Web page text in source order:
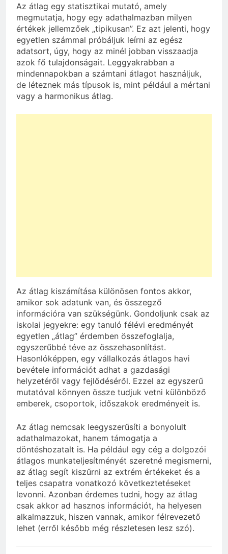
Az átlag egy statisztikai mutató, amely
megmutatja, hogy egy adathalmazban milyen
értékek jellemzőek „tipikusan”. Ez azt jelenti, hogy
egyetlen számmal próbáljuk leírni az egész
adatsort, úgy, hogy az minél jobban visszaadja
azok fő tulajdonságait. Leggyakrabban a
mindennapokban a számtani átlagot használjuk,
de léteznek más típusok is, mint például a mértani
vagy a harmonikus átlag.
Az átlag kiszámítása különösen fontos akkor,
amikor sok adatunk van, és összegző
információra van szükségünk. Gondoljunk csak az
iskolai jegyekre: egy tanuló félévi eredményét
egyetlen „átlag” érdemben összefoglalja,
egyszerűbbé téve az összehasonlítást.
Hasonlóképpen, egy vállalkozás átlagos havi
bevétele információt adhat a gazdasági
helyzetéről vagy fejlődéséről. Ezzel az egyszerű
mutatóval könnyen össze tudjuk vetni különböző
emberek, csoportok, időszakok eredményeit is.
Az átlag nemcsak leegyszerűsíti a bonyolult
adathalmazokat, hanem támogatja a
döntéshozatalt is. Ha például egy cég a dolgozói
átlagos munkateljesítményét szeretné megismerni,
az átlag segít kiszűrni az extrém értékeket és a
teljes csapatra vonatkozó következtetéseket
levonni. Azonban érdemes tudni, hogy az átlag
csak akkor ad hasznos információt, ha helyesen
alkalmazzuk, hiszen vannak, amikor félrevezető
lehet (erről később még részletesen lesz szó).